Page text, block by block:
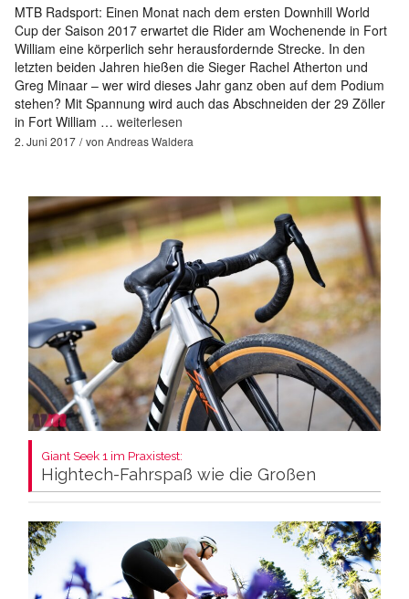
MTB Radsport: Einen Monat nach dem ersten Downhill World
Cup der Saison 2017 erwartet die Rider am Wochenende in Fort
William eine körperlich sehr herausfordernde Strecke. In den
letzten beiden Jahren hießen die Sieger Rachel Atherton und
Greg Minaar – wer wird dieses Jahr ganz oben auf dem Podium
stehen? Mit Spannung wird auch das Abschneiden der 29 Zöller
in Fort William … weiterlesen
2. Juni 2017 von Andreas Waldera
Giant Seek 1 im Praxistest:
Hightech-Fahrspaß wie die Großen